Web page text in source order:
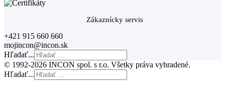
Zákaznícky servis
+421 915 660 660
mojincon@incon.sk
Hľadať...
© 1992-2026 INCON spol. s r.o. Všetky práva vyhradené.
Hľadať...